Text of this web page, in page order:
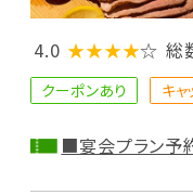
4.0 ★★★★☆ 総
クーポンあり キ
■宴会プラン予